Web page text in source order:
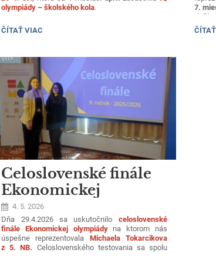
olympiády – školského kola.
V silnej celoslovenskej konkurencii dosiahla
vysoký kvantil 98,28, čo ju zaradilo
medzi najúspešnejších riešiteľov na Slovensku.
IQ
ŠKOLSKÉHO
KOLA.:
ČÍTAŤ VIAC
7.
z
Celoslovenské finále
Ekonomickej
olympiády
4. 5. 2026
Dňa 29.4.2026 sa uskutočnilo celoslovenské
finále Ekonomickej olympiádyna ktorom nás
úspešne reprezentovala Michaela Tokarcikova
z 5. NB. Celoslovenského testovania sa spolu